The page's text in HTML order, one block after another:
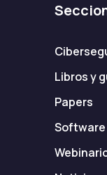
Libros y
Papers
Software